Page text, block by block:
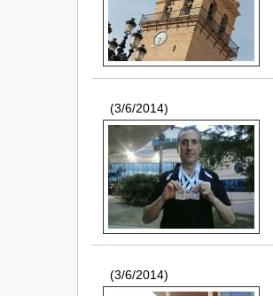
(3/6/2014)
(3/6/2014)